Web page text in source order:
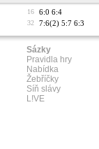
16 6:0 6:4
32 7:6(2) 5:7 6:3
Sázky
Pravidla hry
Nabídka
Žebříčky
Síň slávy
L!VE